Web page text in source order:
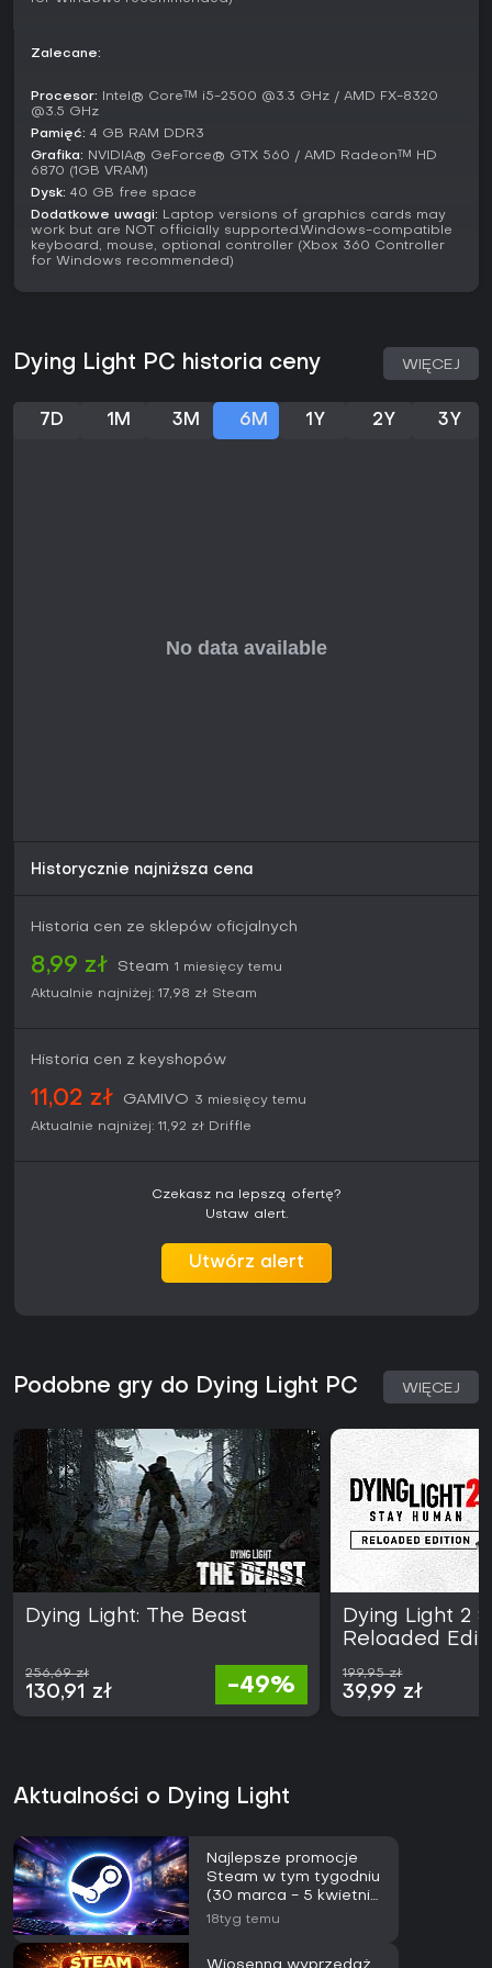
Zalecane:
Procesor: Intel® Core™ i5-2500 @3.3 GHz / AMD FX-8320
@3.5 GHz
Pamięć: 4 GB RAM DDR3
Grafika: NVIDIA® GeForce® GTX 560 / AMD Radeon™ HD
6870 (1GB VRAM)
Dysk: 40 GB free space
Dodatkowe uwagi: Laptop versions of graphics cards may
work but are NOT officially supported.Windows-compatible
keyboard, mouse, optional controller (Xbox 360 Controller
for Windows recommended)
Dying Light PC historia ceny WIĘCEJ
7D 1M 3M 6M 1Y 2Y 3Y
Historycznie najniższa cena
Historia cen ze sklepów oficjalnych
8,99 zł Steam 1 miesięcy temu
Aktualnie najniżej: 17,98 zł Steam
Historia cen z keyshopów
11,02 zł GAMIVO 3 miesięcy temu
Aktualnie najniżej: 11,92 zł Driffle
Czekasz na lepszą ofertę?
Ustaw alert.
Utwórz alert
Podobne gry do Dying Light PC WIĘCEJ
Dying Light: The Beast
256,69 zł
130,91 zł -49%
Dying Light 2
Reloaded
199,95 zł
39,99 zł
Aktualności o Dying Light
Najlepsze promocje
Steam w tym tygodniu
(30 marca - 5 kwietnia
2026)
18tyg temu